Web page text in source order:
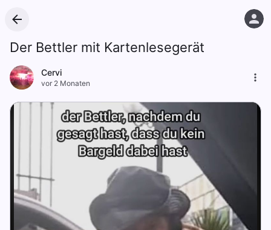
Der Bettler mit Kartenlesegerät
Cervi
vor 2 Monaten